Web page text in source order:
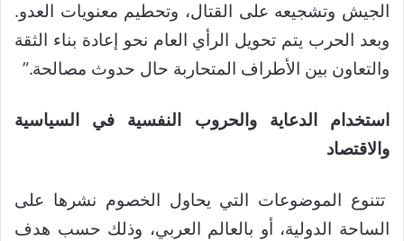
الجيش وتشجيعه على القتال، وتحطيم معنويات العدو.
وبعد الحرب يتم تحويل الرأي العام نحو إعادة بناء الثقة
والتعاون بين الأطراف المتحاربة حال حدوث مصالحة.”
استخدام الدعاية والحروب النفسية في السياسية
والاقتصاد
تتنوع الموضوعات التي يحاول الخصوم نشرها على
الساحة الدولية، أو بالعالم العربي، وذلك حسب هدف